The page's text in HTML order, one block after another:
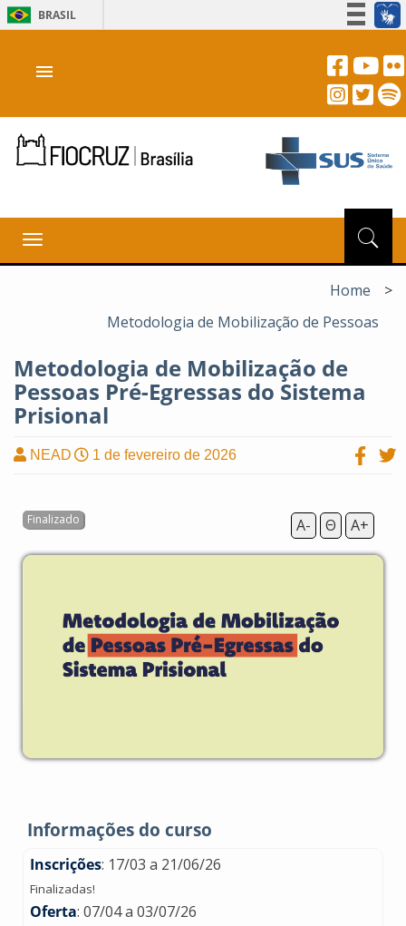
BRASIL
Acesso à informação
Canais
menu
Toggle
navigation
Home
>
Metodologia de Mobilização de Pessoas
Metodologia de Mobilização de
Pessoas Pré-Egressas do Sistema
Prisional
NEAD 1 de fevereiro de 2026
A- Θ A+
Informações do curso
Inscrições: 17/03 a 21/06/26
Finalizadas!
Oferta: 07/04 a 03/07/26